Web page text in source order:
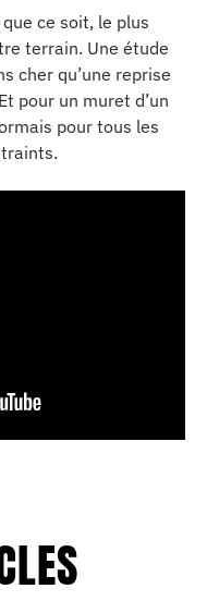
ce soit, le plus
terrain. Une étude
cher qu’une reprise
pour un muret d’un
pour tous les